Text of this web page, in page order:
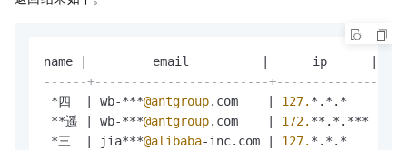
name
         email
      ip
------+------------------------+--------------
*四 wb-***@antgroup.com 127. * . * . *
**遥 wb-***@antgroup.com 172. ** . * . ***
*三 jia***@alibaba-inc.com 127. * . * . *